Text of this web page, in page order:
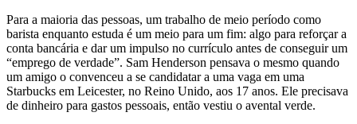
Para a maioria das pessoas, um trabalho de meio período como
barista enquanto estuda é um meio para um fim: algo para reforçar a
conta bancária e dar um impulso no currículo antes de conseguir um
“emprego de verdade”. Sam Henderson pensava o mesmo quando
um amigo o convenceu a se candidatar a uma vaga em uma
Starbucks em Leicester, no Reino Unido, aos 17 anos. Ele precisava
de dinheiro para gastos pessoais, então vestiu o avental verde.